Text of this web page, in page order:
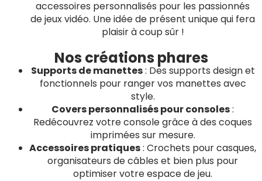
accessoires personnalisés pour les passionnés
de jeux vidéo. Une idée de présent unique qui fera
plaisir à coup sûr !
Nos créations phares
Supports de manettes: Des supports design et
fonctionnels pour ranger vos manettes avec
style.
Covers personnalisés pour consoles:
Redécouvrez votre console grâce à des coques
imprimées sur mesure.
Accessoires pratiques: Crochets pour casques,
organisateurs de câbles et bien plus pour
optimiser votre espace de jeu.